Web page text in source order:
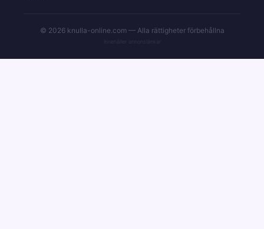
© 2026 knulla-online.com — Alla rättigheter förbehållna